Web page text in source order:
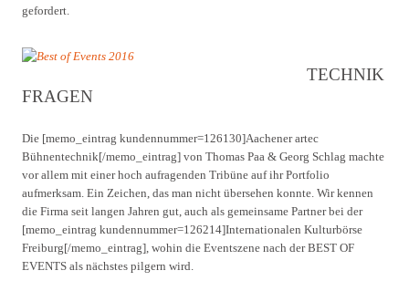
gefordert.
TECHNIK
FRAGEN
Die [memo_eintrag kundennummer=126130]Aachener artec
Bühnentechnik[/memo_eintrag] von Thomas Paa & Georg Schlag machte
vor allem mit einer hoch aufragenden Tribüne auf ihr Portfolio
aufmerksam. Ein Zeichen, das man nicht übersehen konnte. Wir kennen
die Firma seit langen Jahren gut, auch als gemeinsame Partner bei der
[memo_eintrag kundennummer=126214]Internationalen Kulturbörse
Freiburg[/memo_eintrag], wohin die Eventszene nach der BEST OF
EVENTS als nächstes pilgern wird.